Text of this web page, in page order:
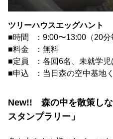
ツリーハウスエッグハント
■時間 ：9:00〜13:00（20分
■料金 ：無料
■定員 ：各回6名、未就学児
■申込 ：当日森の空中基地
New!! 森の中を散策し
スタンプラリー」